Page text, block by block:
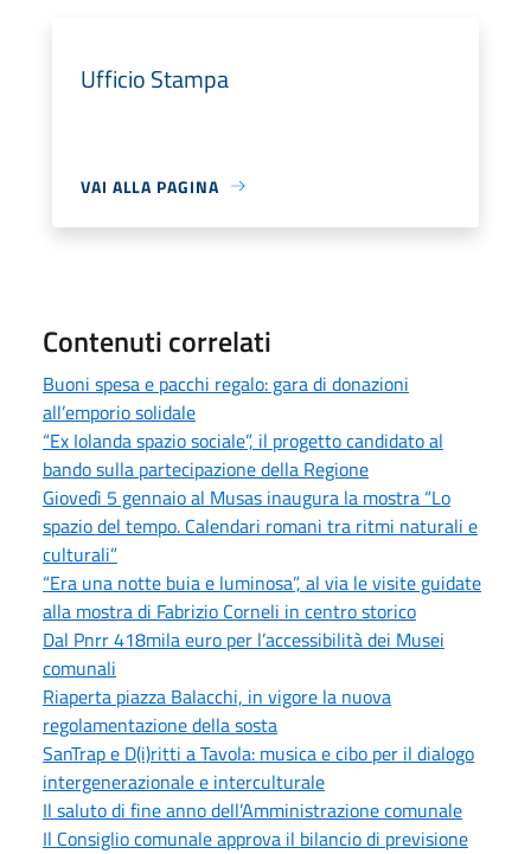
Ufficio Stampa
VAI ALLA PAGINA
Contenuti correlati
Buoni spesa e pacchi regalo: gara di donazioni
all’emporio solidale
“Ex Iolanda spazio sociale”, il progetto candidato al
bando sulla partecipazione della Regione
Giovedì 5 gennaio al Musas inaugura la mostra “Lo
spazio del tempo. Calendari romani tra ritmi naturali e
culturali”
“Era una notte buia e luminosa”, al via le visite guidate
alla mostra di Fabrizio Corneli in centro storico
Dal Pnrr 418mila euro per l’accessibilità dei Musei
comunali
Riaperta piazza Balacchi, in vigore la nuova
regolamentazione della sosta
SanTrap e D(i)ritti a Tavola: musica e cibo per il dialogo
intergenerazionale e interculturale
Il saluto di fine anno dell’Amministrazione comunale
Il Consiglio comunale approva il bilancio di previsione